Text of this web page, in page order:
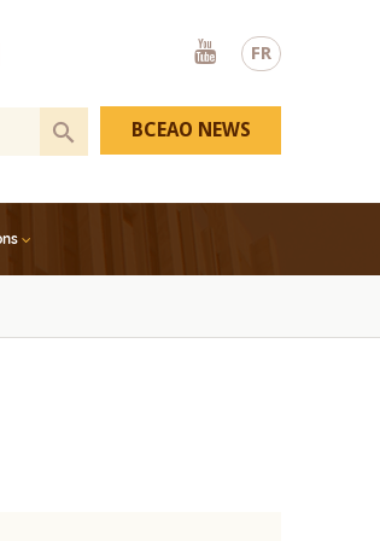
FR
Youtube
BCEAO NEWS